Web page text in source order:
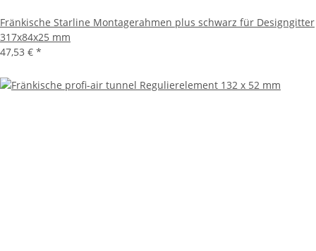
Fränkische Starline Montagerahmen plus schwarz für Designgitter
317x84x25 mm
47,53 € *